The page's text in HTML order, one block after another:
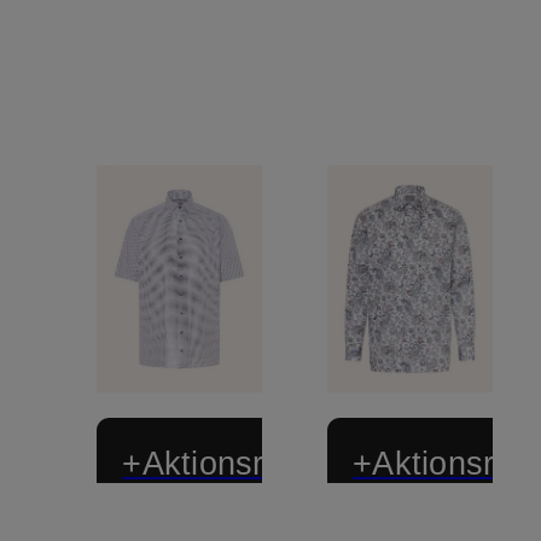
+Aktionsrabatt